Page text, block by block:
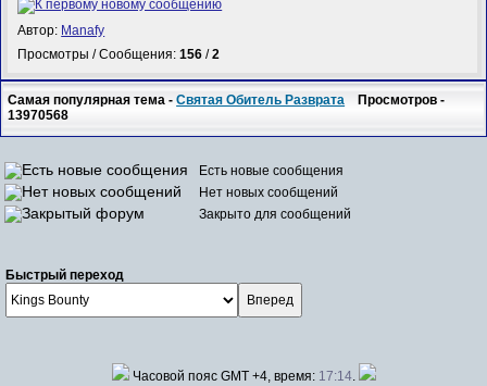
Автор: Manafy
Просмотры / Сообщения:156 /2
Самая популярная тема -Святая Обитель Разврата Просмотров -
13970568
Есть новые сообщения
Нет новых сообщений
Закрыто для сообщений
Быстрый переход
Часовой пояс GMT +4, время: 17:14.